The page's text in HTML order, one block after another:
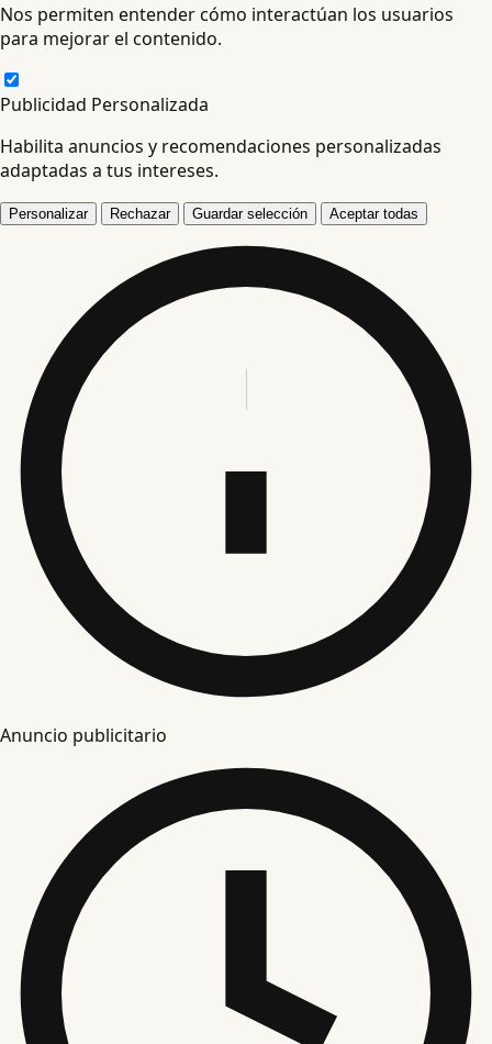
Nos permiten entender cómo interactúan los usuarios
para mejorar el contenido.
Publicidad Personalizada
Habilita anuncios y recomendaciones personalizadas
adaptadas a tus intereses.
Personalizar Rechazar Guardar selección Aceptar todas
Anuncio publicitario